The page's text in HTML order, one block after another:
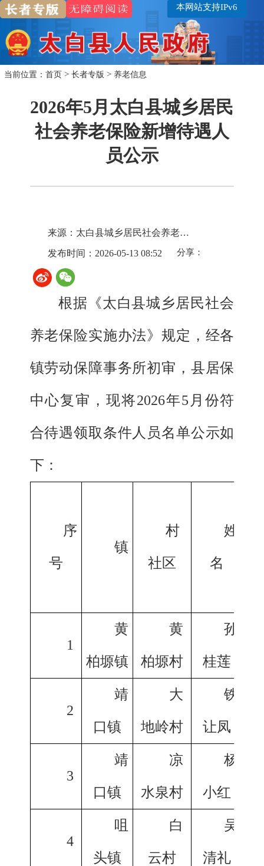
本网站支持IPv6
当前位置：首页 >长者专版 > 养老信息
2026年5月太白县城乡居民
社会养老保险新增待遇人
员公示
来源：太白县城乡居民社会养老保险管理中心
发布时间：2026-05-13 08:52 分享：
根据《太白县城乡居民社会
养老保险实施办法》规定，经各
镇劳动保障事务所初审，县居保
中心复审，现将2026年5月份符
合待遇领取条件人员名单公示如
下：
序
号
镇
村
社区
姓
名
1
黄
柏塬镇
黄
柏塬村
孙
桂莲
2
靖
口镇
大
地岭村
铁
让凤
3
靖
口镇
凉
水泉村
杨
小红
4
咀
头镇
白
云村
吴
清礼